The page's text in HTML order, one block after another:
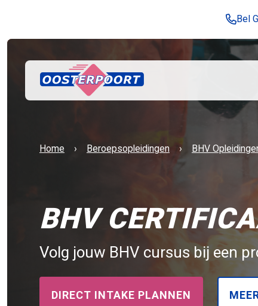
Bel
Home Beroepsopleidingen BHV
BHV
Volg jouw BHV cursus bij een
DIRECT INTAKE PLANNEN